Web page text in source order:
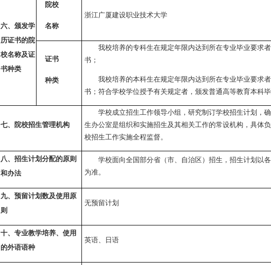
六、颁发学
历证书的院
校名称及证
书种类
院校
名称
浙江广厦建设职业技术大学
证书
种类
我校培养的专科生在规定年限内达到所在专业毕业要求
书；
我校培养的本科生在规定年限内达到所在专业毕业要求
书；符合学校学位授予有关规定者，颁发普通高等教育本科毕
七、院校招生管理机构
学校成立招生工作领导小组，研究制订学校招生计划，
生办公室是组织和实施招生及其相关工作的常设机构，具体
校招生工作实施全程监督。
八、招生计划分配的原则
和办法
学校面向全国部分省（市、自治区）招生，招生计划以
为准。
九、预留计划数及使用原
则
无预留计划
十、专业教学培养、使用
的外语语种
英语、日语